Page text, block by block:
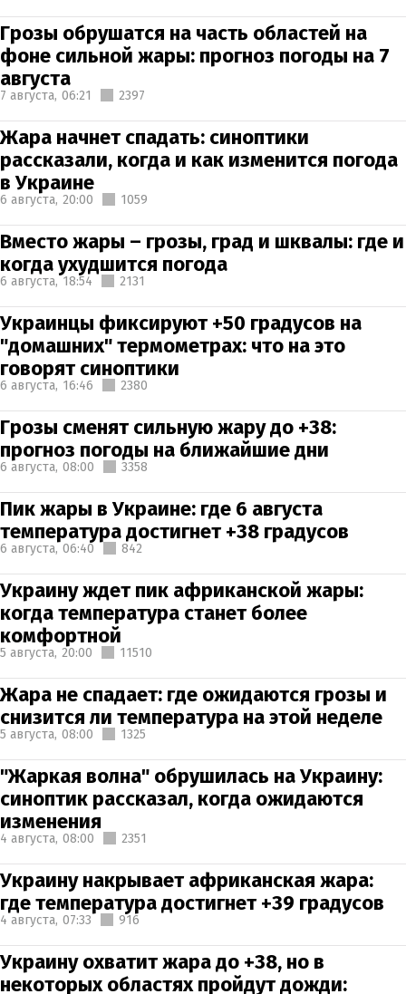
Грозы обрушатся на часть областей на
фоне сильной жары: прогноз погоды на 7
августа
7 августа, 06:21 2397
Жара начнет спадать: синоптики
рассказали, когда и как изменится погода
в Украине
6 августа, 20:00 1059
Вместо жары – грозы, град и шквалы: где и
когда ухудшится погода
6 августа, 18:54 2131
Украинцы фиксируют +50 градусов на
"домашних" термометрах: что на это
говорят синоптики
6 августа, 16:46 2380
Грозы сменят сильную жару до +38:
прогноз погоды на ближайшие дни
6 августа, 08:00 3358
Пик жары в Украине: где 6 августа
температура достигнет +38 градусов
6 августа, 06:40 842
Украину ждет пик африканской жары:
когда температура станет более
комфортной
5 августа, 20:00 11510
Жара не спадает: где ожидаются грозы и
снизится ли температура на этой неделе
5 августа, 08:00 1325
"Жаркая волна" обрушилась на Украину:
синоптик рассказал, когда ожидаются
изменения
4 августа, 08:00 2351
Украину накрывает африканская жара:
где температура достигнет +39 градусов
4 августа, 07:33 916
Украину охватит жара до +38, но в
некоторых областях пройдут дожди: